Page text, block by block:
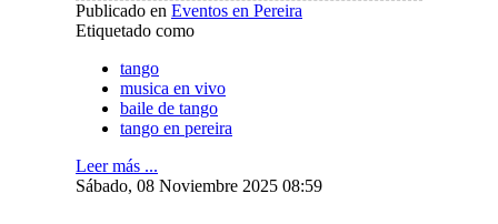
Publicado en Eventos en Pereira
Etiquetado como
tango
musica en vivo
baile de tango
tango en pereira
Leer más ...
Sábado, 08 Noviembre 2025 08:59